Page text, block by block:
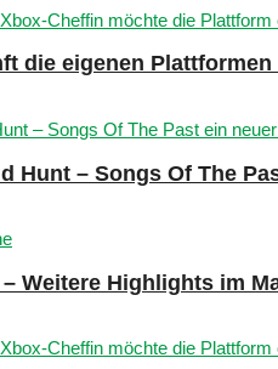
die eigenen Plattformen
Hunt – Songs Of The
Weitere Highlights im